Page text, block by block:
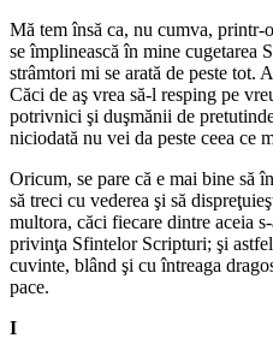
Mă tem însă ca, nu cumva, printr-
se împlinească în mine cugetarea
strâmtori mi se arată de peste tot.
Căci de aş vrea să-l resping pe
potrivnici şi duşmănii de
niciodată nu vei da peste ceea ce
Oricum, se pare că e mai bine să
să treci cu vederea şi să
multora, căci fiecare dintre aceia
privinţa Sfintelor Scripturi; şi
cuvinte, blând şi cu întreaga
pace.
I